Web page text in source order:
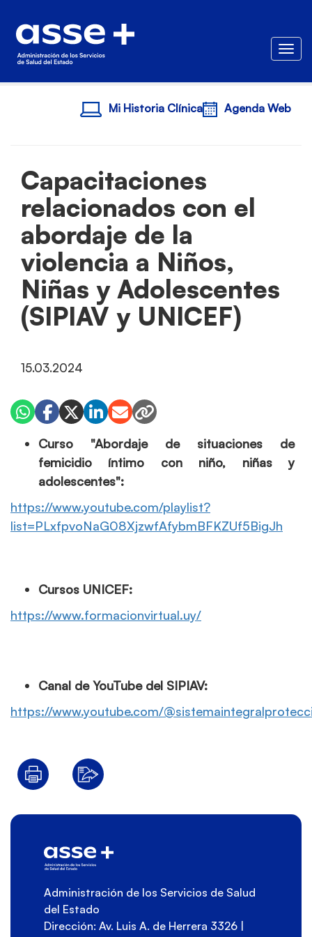
Mi Historia Clínica Agenda Web
Capacitaciones
relacionados con el
abordaje de la
violencia a Niños,
Niñas y Adolescentes
(SIPIAV y UNICEF)
15.03.2024
Curso "Abordaje de situaciones de
femicidio íntimo con niño, niñas y
adolescentes":
https://www.youtube.com/playlist?
list=PLxfpvoNaG08XjzwfAfybmBFKZUf5BigJh
Cursos UNICEF:
https://www.formacionvirtual.uy/
Canal de YouTube del SIPIAV:
https://www.youtube.com/
Administración de los Servicios de Salud
del Estado
Dirección: Av. Luis A. de Herrera 3326 |